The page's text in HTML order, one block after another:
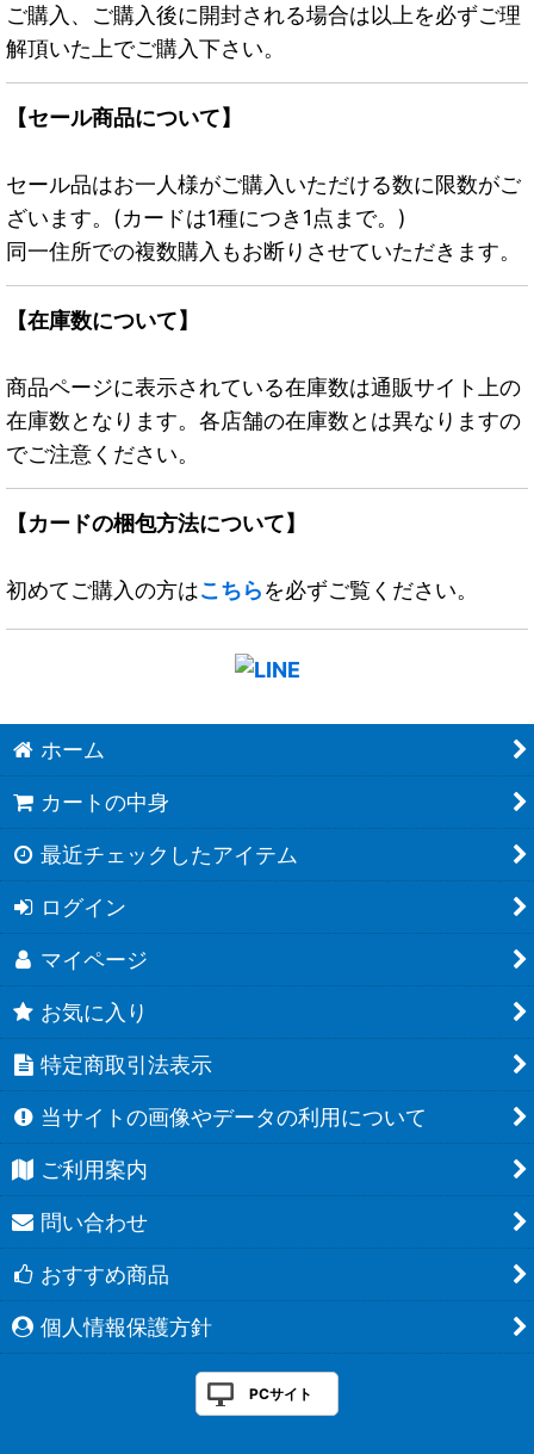
ご購入、ご購入後に開封される場合は以上を必ずご理
解頂いた上でご購入下さい。
【セール商品について】
セール品はお一人様がご購入いただける数に限数がご
ざいます。(カードは1種につき1点まで。)
同一住所での複数購入もお断りさせていただきます。
【在庫数について】
商品ページに表示されている在庫数は通販サイト上の
在庫数となります。各店舗の在庫数とは異なりますの
でご注意ください。
【カードの梱包方法について】
初めてご購入の方はこちらを必ずご覧ください。
ホーム
カートの中身
最近チェックしたアイテム
ログイン
マイページ
お気に入り
特定商取引法表示
当サイトの画像やデータの利用について
ご利用案内
問い合わせ
おすすめ商品
個人情報保護方針
PCサイト